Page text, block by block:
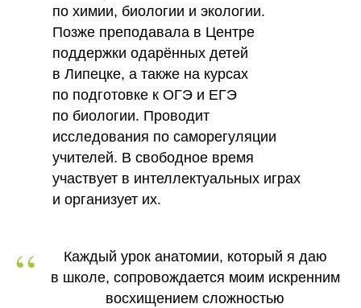
по химии, биологии и экологии.
Позже преподавала в Центре
поддержки одарённых детей
в Липецке, а также на курсах
по подготовке к ОГЭ и ЕГЭ
по биологии. Проводит
исследования по саморегуляции
учителей. В свободное время
участвует в интеллектуальных играх
и организует их.
“
Каждый урок анатомии, который я даю
в школе, сопровождается моим искренним
восхищением сложностью